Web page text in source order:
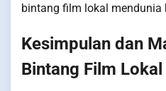
bintang film lokal mendunia
Kesimpulan dan
Bintang Film Lokal